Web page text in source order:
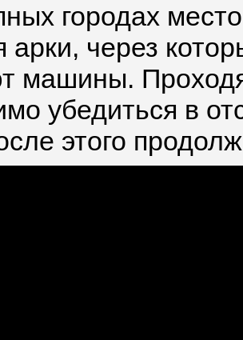
городах
арки, через
машины.
убедиться в
этого